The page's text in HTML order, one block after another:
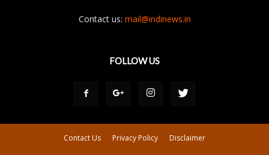
Contact us: mail@indinews.in
FOLLOW US
Contact Us Privacy Policy Disclaimer